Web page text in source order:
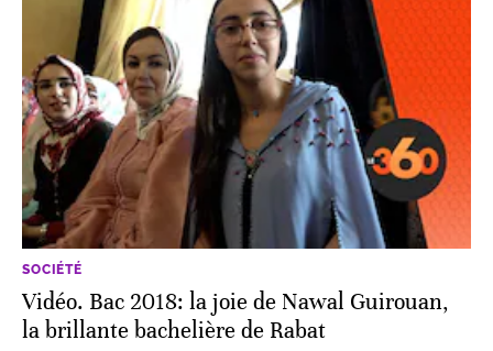
SOCIÉTÉ
Vidéo. Bac 2018: la joie de Nawal Guirouan,
la brillante bachelière de Rabat